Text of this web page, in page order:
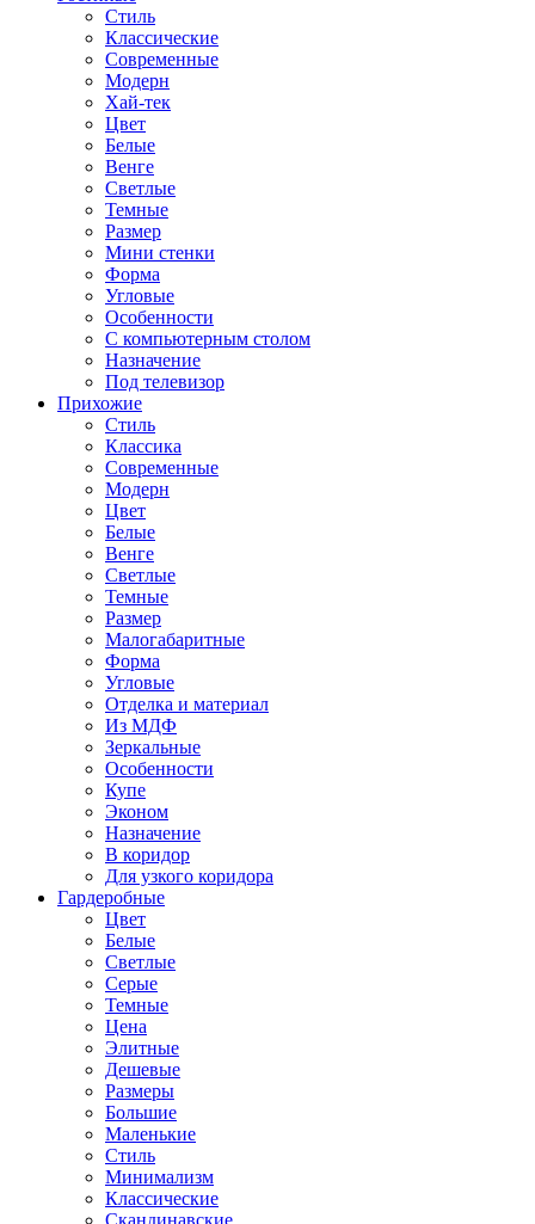
Стиль
Классические
Современные
Модерн
Хай-тек
Цвет
Белые
Венге
Светлые
Темные
Размер
Мини стенки
Форма
Угловые
Особенности
С компьютерным столом
Назначение
Под телевизор
Прихожие
Стиль
Классика
Современные
Модерн
Цвет
Белые
Венге
Светлые
Темные
Размер
Малогабаритные
Форма
Угловые
Отделка и материал
Из МДФ
Зеркальные
Особенности
Купе
Эконом
Назначение
В коридор
Для узкого коридора
Гардеробные
Цвет
Белые
Светлые
Серые
Темные
Цена
Элитные
Дешевые
Размеры
Большие
Маленькие
Стиль
Минимализм
Классические
Скандинавские